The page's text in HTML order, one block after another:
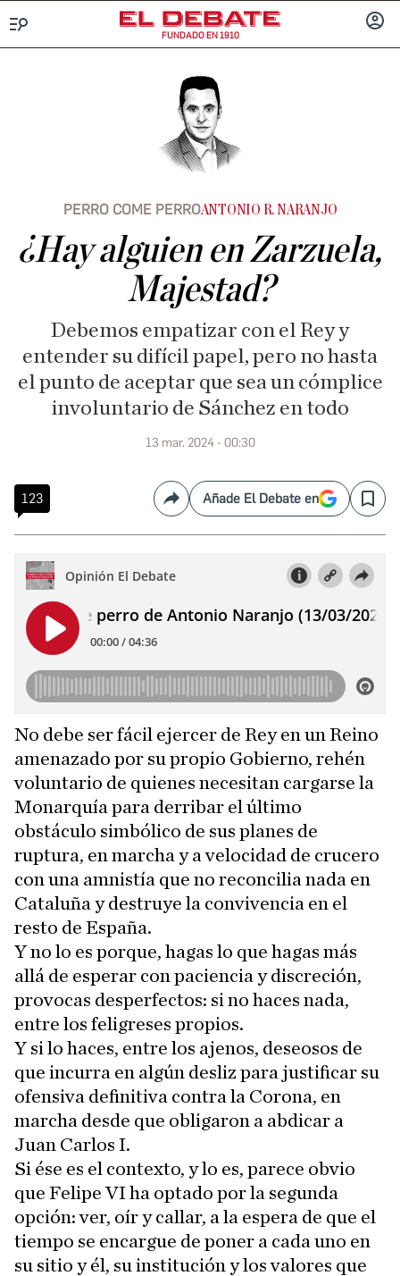
FUNDADO EN 1910
PERRO COME PERROANTONIO R. NARANJO
¿Hay alguien en Zarzuela,
Majestad?
Debemos empatizar con el Rey y
entender su difícil papel, pero no hasta
el punto de aceptar que sea un cómplice
involuntario de Sánchez en todo
13 mar. 2024 - 00:30
123 CompartirAñade El Debate en Save
No debe ser fácil ejercer de Rey en un Reino
amenazado por su propio Gobierno, rehén
voluntario de quienes necesitan cargarse la
Monarquía para derribar el último
obstáculo simbólico de sus planes de
ruptura, en marcha y a velocidad de crucero
con una amnistía que no reconcilia nada en
Cataluña y destruye la convivencia en el
resto de España.
Y no lo es porque, hagas lo que hagas más
allá de esperar con paciencia y discreción,
provocas desperfectos: si no haces nada,
entre los feligreses propios.
Y si lo haces, entre los ajenos, deseosos de
que incurra en algún desliz para justificar su
ofensiva definitiva contra la Corona, en
marcha desde que obligaron a abdicar a
Juan Carlos I.
Si ése es el contexto, y lo es, parece obvio
que Felipe VI ha optado por la segunda
opción: ver, oír y callar, a la espera de que el
tiempo se encargue de poner a cada uno en
su sitio y él, su institución y los valores que